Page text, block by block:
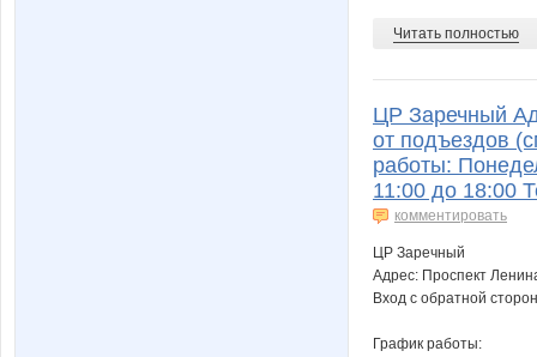
Читать полностью
ЦР Заречный
от подъездов
работы:
11:00 до 18:00
комментировать
ЦР Заречный
Адрес: Проспект
Вход с обратной
График работы: